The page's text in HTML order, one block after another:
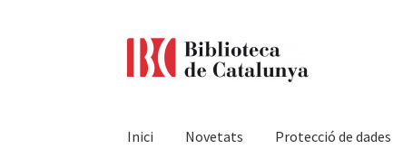
Inici Novetats Protecció de dades